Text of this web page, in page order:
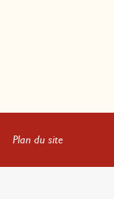
Plan du site